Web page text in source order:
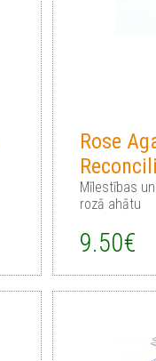
Rose
Mīlestības
rozā ahātu
9.50€